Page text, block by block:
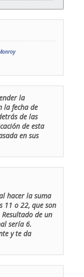
la
la fecha de
de las
de esta
en sus
hacer la suma
11 o 22, que son
de un
sería 6.
y te da